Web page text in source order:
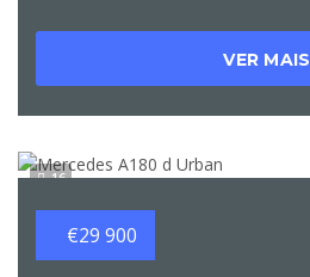
VER MAIS
16
€29 900